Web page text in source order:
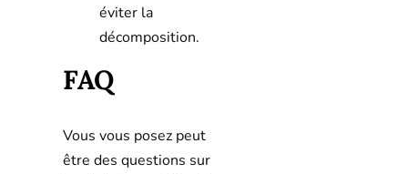
éviter la
décomposition.
FAQ
Vous vous posez peut
être des questions sur